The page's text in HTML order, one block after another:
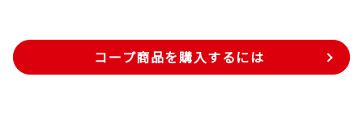
コープ商品を購入するには